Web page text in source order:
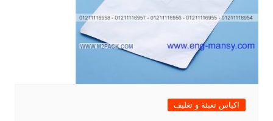
اكياس تعبئة و تغليف